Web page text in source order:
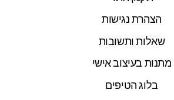
הצהרת נגישות
שאלות ותשובות
מתנות בעיצוב אישי
בלוג הטיפים